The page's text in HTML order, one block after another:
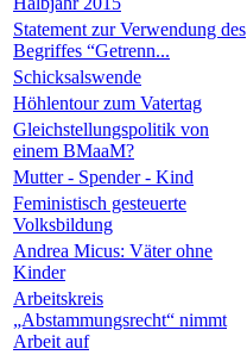
Statement zur Verwendung des
Begriffes “Getrenn...
Schicksalswende
Höhlentour zum Vatertag
Gleichstellungspolitik von
einem BMaaM?
Mutter - Spender - Kind
Feministisch gesteuerte
Volksbildung
Andrea Micus: Väter ohne
Kinder
Arbeitskreis
„Abstammungsrecht“ nimmt
Arbeit auf